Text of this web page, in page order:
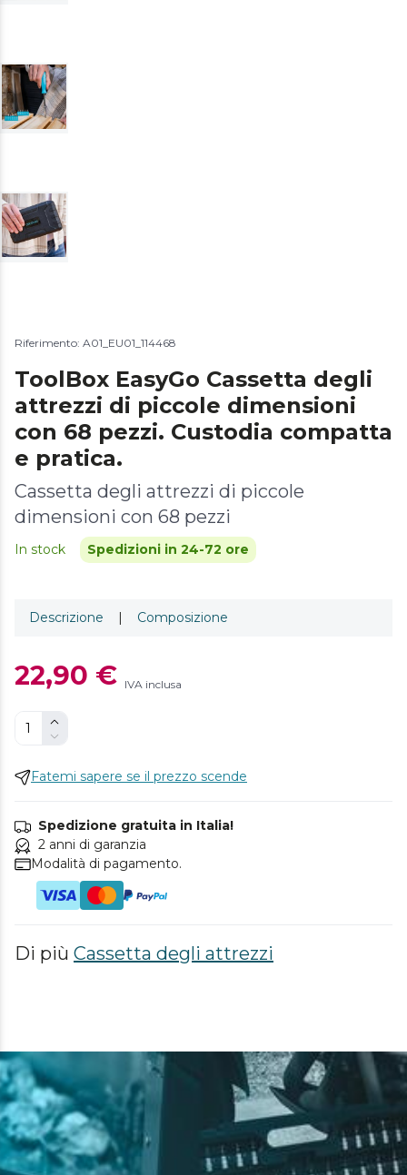
Riferimento: A01_EU01_114468
ToolBox EasyGo Cassetta degli
attrezzi di piccole dimensioni
con 68 pezzi. Custodia compatta
e pratica.
Cassetta degli attrezzi di piccole
dimensioni con 68 pezzi
In stock Spedizioni in 24-72 ore
Descrizione | Composizione
22,90 € IVA inclusa
Fatemi sapere se il prezzo scende
Spedizione gratuita in Italia!
2 anni di garanzia
Modalità di pagamento.
Di più Cassetta degli attrezzi